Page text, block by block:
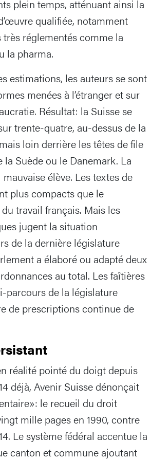
plein temps, atténuant ainsi la
qualifiée, notamment
très réglementés comme la
la pharma.
estimations, les auteurs se sont
menées à l’étranger et sur
Résultat: la Suisse se
trente-quatre, au-dessus de la
loin derrière les têtes de file
Suède ou le Danemark. La
mauvaise élève. Les textes de
plus compacts que le
travail français. Mais les
jugent la situation
de la dernière législature
a élaboré ou adapté deux
au total. Les faîtières
parcours de la législature
de prescriptions continue de
réalité pointé du doigt depuis
déjà, Avenir Suisse dénonçait
le recueil du droit
mille pages en 1990, contre
Le système fédéral accentue la
canton et commune ajoutant